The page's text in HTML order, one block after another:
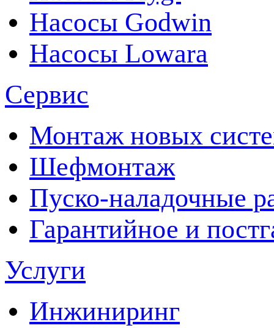
Насосы Godwin
Насосы Lowara
Сервис
Монтаж новых
Шефмонтаж
Пуско-наладочные
Гарантийное и
Услуги
Инжиниринг